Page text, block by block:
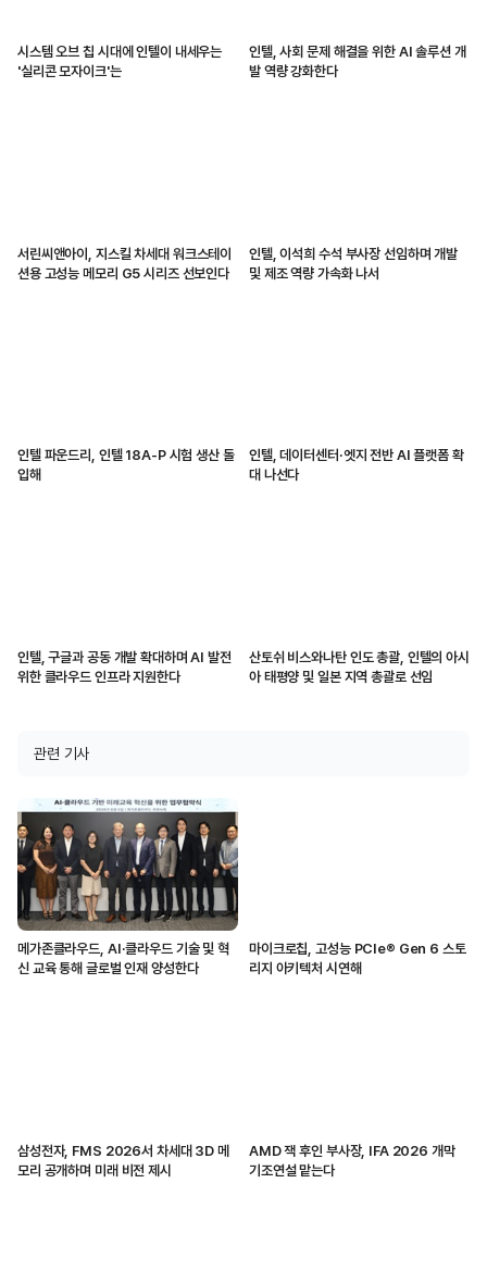
시스템 오브 칩 시대에 인텔이 내세우는
'실리콘 모자이크'는
인텔, 사회 문제 해결을 위한 AI 솔루션 개
발 역량 강화한다
서린씨앤아이, 지스킬 차세대 워크스테이
션용 고성능 메모리 G5 시리즈 선보인다
인텔, 이석희 수석 부사장 선임하며 개발
및 제조 역량 가속화 나서
인텔 파운드리, 인텔 18A-P 시험 생산 돌
입해
인텔, 데이터센터·엣지 전반 AI 플랫폼 확
대 나선다
인텔, 구글과 공동 개발 확대하며 AI 발전
위한 클라우드 인프라 지원한다
산토쉬 비스와나탄 인도 총괄, 인텔의 아시
아 태평양 및 일본 지역 총괄로 선임
관련 기사
메가존클라우드, AI·클라우드 기술 및 혁
신 교육 통해 글로벌 인재 양성한다
마이크로칩, 고성능 PCIe® Gen 6 스토
리지 아키텍처 시연해
삼성전자, FMS 2026서 차세대 3D 메
모리 공개하며 미래 비전 제시
AMD 잭 후인 부사장, IFA 2026 개막
기조연설 맡는다